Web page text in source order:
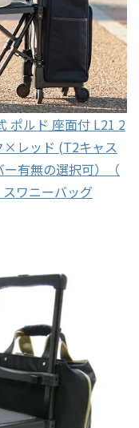
ポルド 座面付 L21 2
×レッド (T2キャス
有無の選択可）（
ワニーバッグ